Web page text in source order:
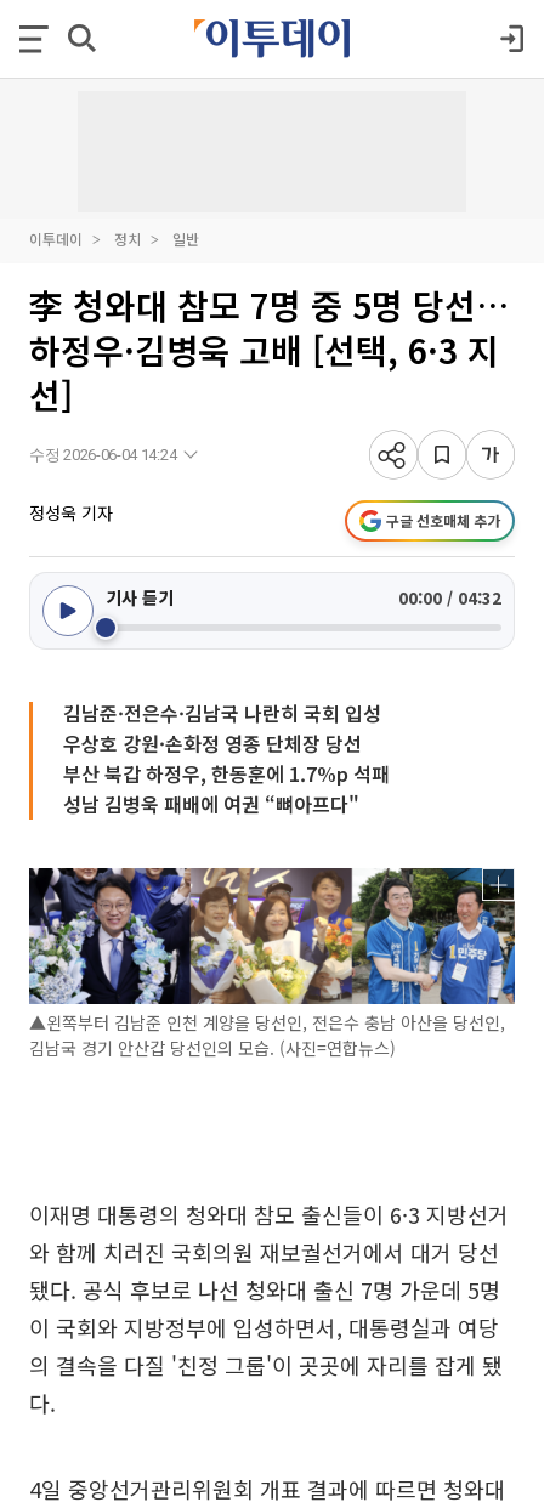
이투데이 정치 일반
李 청와대 참모 7명 중 5명 당선…
하정우·김병욱 고배 [선택, 6·3 지
선]
수정 2026-06-04 14:24
정성욱 기자 구글 선호매체 추가
기사 듣기 00:00 / 04:32
김남준·전은수·김남국 나란히 국회 입성
우상호 강원·손화정 영종 단체장 당선
부산 북갑 하정우, 한동훈에 1.7%p 석패
성남 김병욱 패배에 여권 “뼈아프다"
▲왼쪽부터 김남준 인천 계양을 당선인, 전은수 충남 아산을 당선인,
김남국 경기 안산갑 당선인의 모습. (사진=연합뉴스)
이재명 대통령의 청와대 참모 출신들이 6·3 지방선거
와 함께 치러진 국회의원 재보궐선거에서 대거 당선
됐다. 공식 후보로 나선 청와대 출신 7명 가운데 5명
이 국회와 지방정부에 입성하면서, 대통령실과 여당
의 결속을 다질 '친정 그룹'이 곳곳에 자리를 잡게 됐
다.
4일 중앙선거관리위원회 개표 결과에 따르면 청와대